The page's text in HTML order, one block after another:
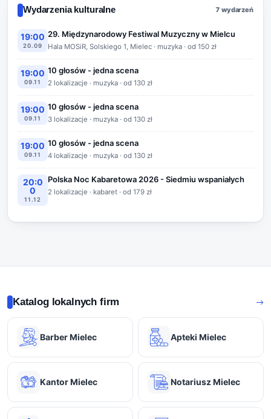
Wydarzenia kulturalne 7 wydarzeń
19:00
20.09
29. Międzynarodowy Festiwal Muzyczny w Mielcu
Hala MOSiR, Solskiego 1, Mielec · muzyka · od 150 zł
19:00
09.11
10 głosów - jedna scena
2 lokalizacje · muzyka · od 130 zł
19:00
09.11
10 głosów - jedna scena
3 lokalizacje · muzyka · od 130 zł
19:00
09.11
10 głosów - jedna scena
4 lokalizacje · muzyka · od 130 zł
20:0
0
11.12
Polska Noc Kabaretowa 2026 - Siedmiu wspaniałych
2 lokalizacje · kabaret · od 179 zł
Katalog lokalnych firm
Barber Mielec Apteki Mielec
Kantor Mielec Notariusz Mielec